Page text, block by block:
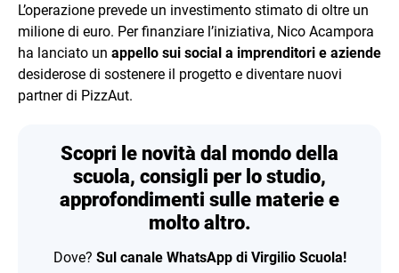
L’operazione prevede un investimento stimato di oltre un
milione di euro. Per finanziare l’iniziativa, Nico Acampora
ha lanciato un appello sui social a imprenditori e aziende
desiderose di sostenere il progetto e diventare nuovi
partner di PizzAut.
Scopri le novità dal mondo della
scuola, consigli per lo studio,
approfondimenti sulle materie e
molto altro.
Dove? Sul canale WhatsApp di Virgilio Scuola!